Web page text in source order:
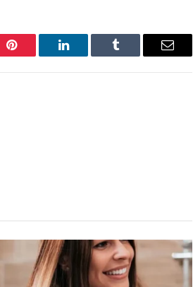
Pinterest LinkedIn Tumblr Email